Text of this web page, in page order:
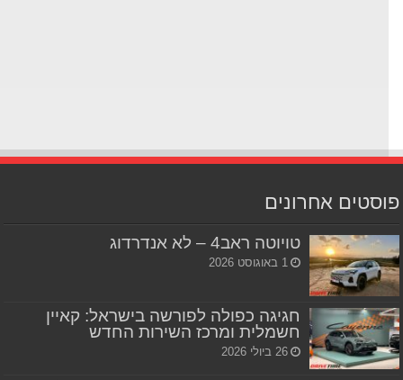
אחרונים
טויוטה ראב4 – לא אנדרדוג
1 באוגוסט 2026
חגיגה כפולה לפורשה בישראל: קאיין
חשמלית ומרכז השירות החדש
26 ביולי 2026